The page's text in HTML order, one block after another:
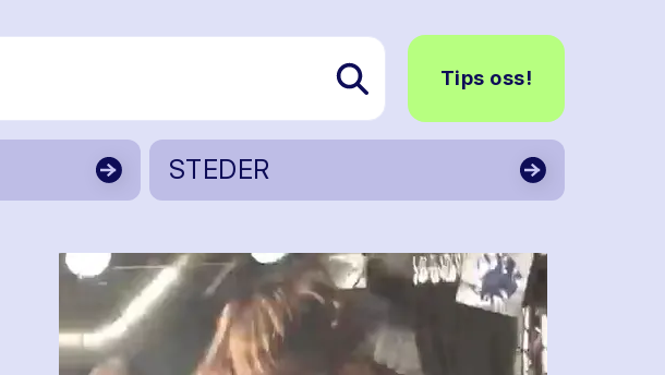
Tips oss!
STEDER